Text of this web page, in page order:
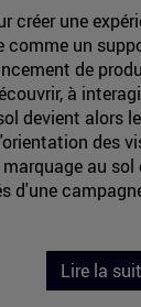
créer une
comme un
de
à
devient alors
des
au
d'une
Lire la